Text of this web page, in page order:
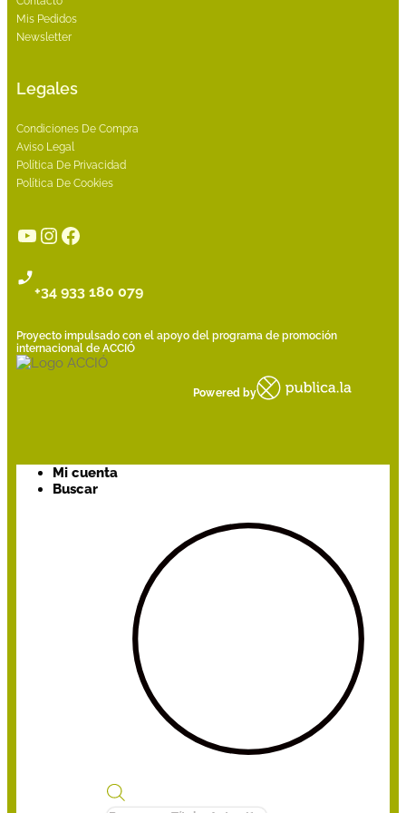
Mis Pedidos
Newsletter
Legales
Condiciones De Compra
Aviso Legal
Política De Privacidad
Política De Cookies
YouTube
Instagram
Facebook
+34 933 180 079
Proyecto impulsado con el apoyo del programa de promoción
internacional de ACCIÓ
Powered by
Mi cuenta
Buscar